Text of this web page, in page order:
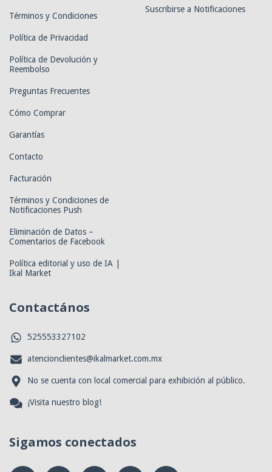
Términos y Condiciones
Política de Privacidad
Política de Devolución y
Reembolso
Preguntas Frecuentes
Cómo Comprar
Garantías
Contacto
Facturación
Términos y Condiciones de
Notificaciones Push
Eliminación de Datos –
Comentarios de Facebook
Política editorial y uso de IA |
Ikal Market
Suscribirse a Notificaciones
Contactános
525553327102
atencionclientes@ikalmarket.com.mx
No se cuenta con local comercial para exhibición al público.
¡Visita nuestro blog!
Sigamos conectados